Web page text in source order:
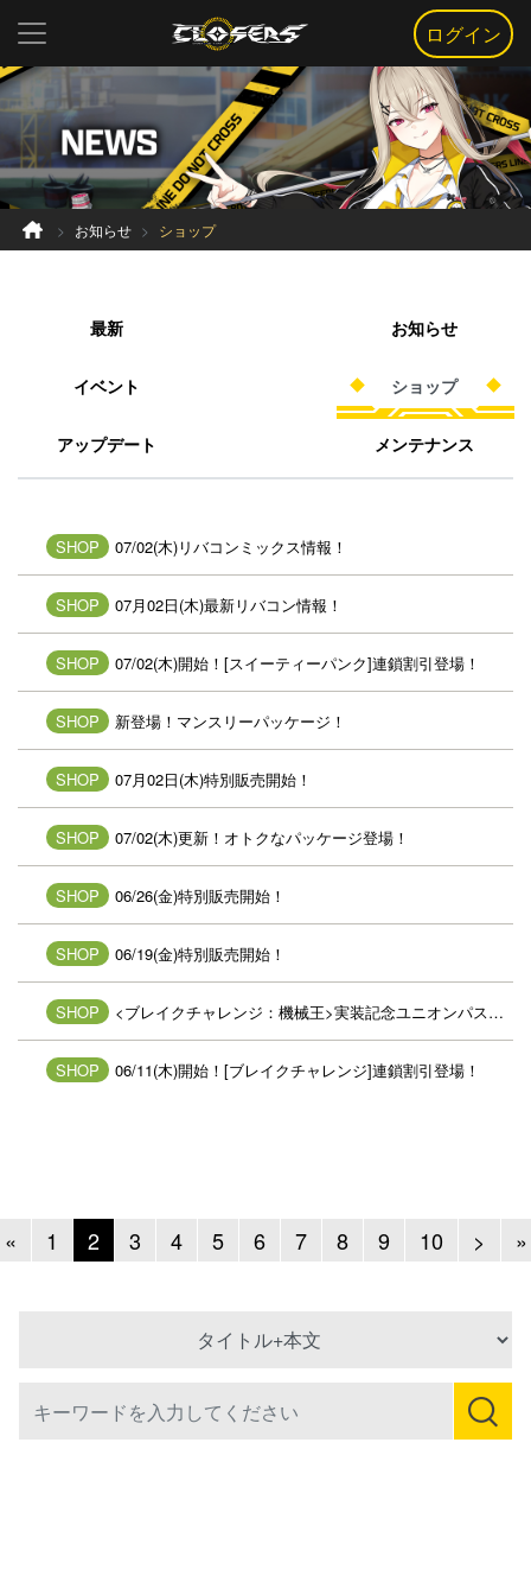
ログイン
お知らせ ショップ
最新 お知らせ
イベント ショップ
アップデート メンテナンス
SHOP 07/02(木)リバコンミックス情報！
SHOP 07月02日(木)最新リバコン情報！
SHOP 07/02(木)開始！[スイーティーパンク]連鎖割引登場！
SHOP 新登場！マンスリーパッケージ！
SHOP 07月02日(木)特別販売開始！
SHOP 07/02(木)更新！オトクなパッケージ登場！
SHOP 06/26(金)特別販売開始！
SHOP 06/19(金)特別販売開始！
SHOP <ブレイクチャレンジ：機械王>実装記念ユニオンパス登場！
SHOP 06/11(木)開始！[ブレイクチャレンジ]連鎖割引登場！
«Previous
1 2 3 4 5 6 7 8 9 10 > Next
»